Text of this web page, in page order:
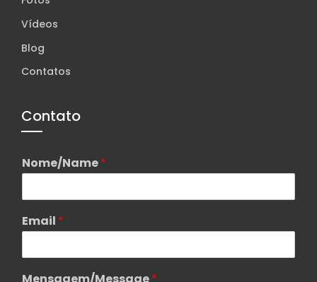
Vídeos
Blog
Contatos
Contato
Nome/Name*
Email *